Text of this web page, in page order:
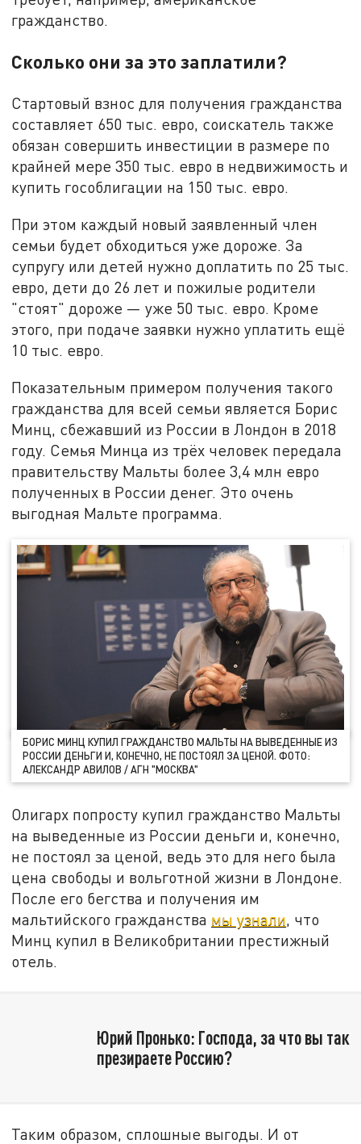
гражданство.
Сколько они за это заплатили?
Стартовый взнос для получения гражданства
составляет 650 тыс. евро, соискатель также
обязан совершить инвестиции в размере по
крайней мере 350 тыс. евро в недвижимость и
купить гособлигации на 150 тыс. евро.
При этом каждый новый заявленный член
семьи будет обходиться уже дороже. За
супругу или детей нужно доплатить по 25 тыс.
евро, дети до 26 лет и пожилые родители
"стоят" дороже — уже 50 тыс. евро. Кроме
этого, при подаче заявки нужно уплатить ещё
10 тыс. евро.
Показательным примером получения такого
гражданства для всей семьи является Борис
Минц, сбежавший из России в Лондон в 2018
году. Семья Минца из трёх человек передала
правительству Мальты более 3,4 млн евро
полученных в России денег. Это очень
выгодная Мальте программа.
БОРИС МИНЦ КУПИЛ ГРАЖДАНСТВО МАЛЬТЫ НА ВЫВЕДЕННЫЕ ИЗ
РОССИИ ДЕНЬГИ И, КОНЕЧНО, НЕ ПОСТОЯЛ ЗА ЦЕНОЙ. ФОТО:
АЛЕКСАНДР АВИЛОВ / АГН "МОСКВА"
Олигарх попросту купил гражданство Мальты
на выведенные из России деньги и, конечно,
не постоял за ценой, ведь это для него была
цена свободы и вольготной жизни в Лондоне.
После его бегства и получения им
мальтийского гражданства мы узнали, что
Минц купил в Великобритании престижный
отель.
Юрий Пронько: Господа, за что вы так
презираете Россию?
Таким образом, сплошные выгоды. И от